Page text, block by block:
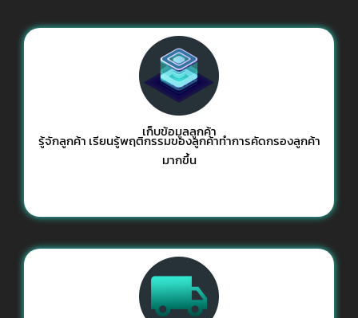
เก็บข้อมูลลูกค้า
รู้จักลูกค้า เรียนรู้พฤติกรรมของลูกค้าทำการคัดกรองลูกค้า
มากขึ้น